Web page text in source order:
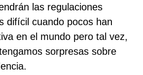
las regulaciones
difícil cuando pocos han
en el mundo pero tal vez,
sorpresas sobre